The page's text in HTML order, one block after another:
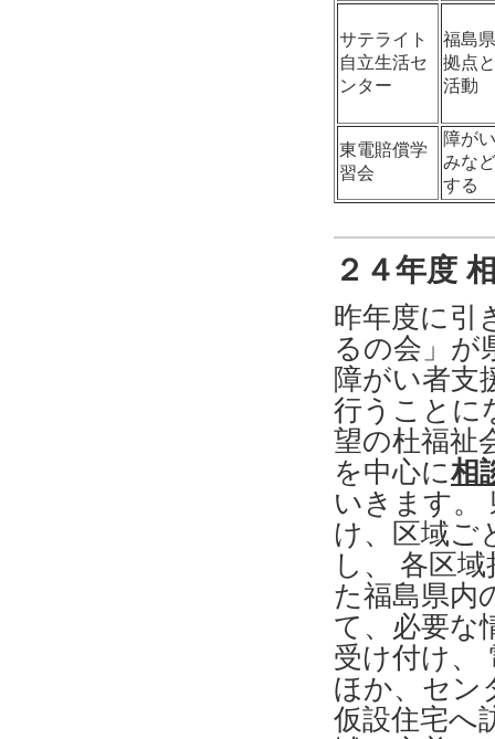
サテライト
自立生活セ
ンター
福島
拠点
活動
東電賠償学
習会
障が
みな
する
２４年度
昨年度に引
るの会」が
障がい者支
行うことに
望の杜福祉
を中心に相
いきます。
け、区域ご
し、 各区
た福島県内
て、必要な
受け付け、
ほか、セン
仮設住宅へ